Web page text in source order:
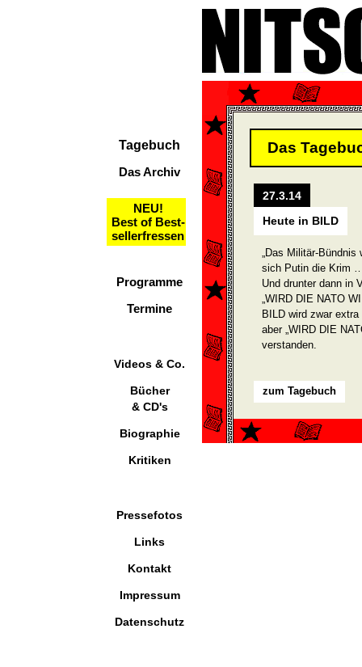
Tagebuch
Das Archiv
NEU!
Best of Best-
sellerfressen
Programme
Termine
Videos & Co.
Bücher
& CD's
Biographie
Kritiken
Pressefotos
Links
Kontakt
Impressum
Datenschutz
Das
27.3.14
Heute in BILD
„Das Militär-
sich Putin die Krim
Und drunter dann in
„WIRD DIE NATO
BILD wird zwar
aber „WIRD DIE
verstanden.
zum Tagebuch